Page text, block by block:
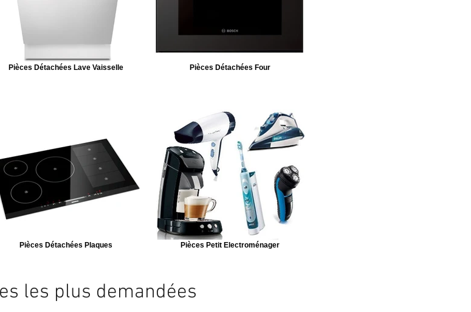
Pièces Détachées Lave Vaisselle Pièces Détachées Four
Pièces Détachées Plaques Pièces Petit Electroménager
les plus demandées